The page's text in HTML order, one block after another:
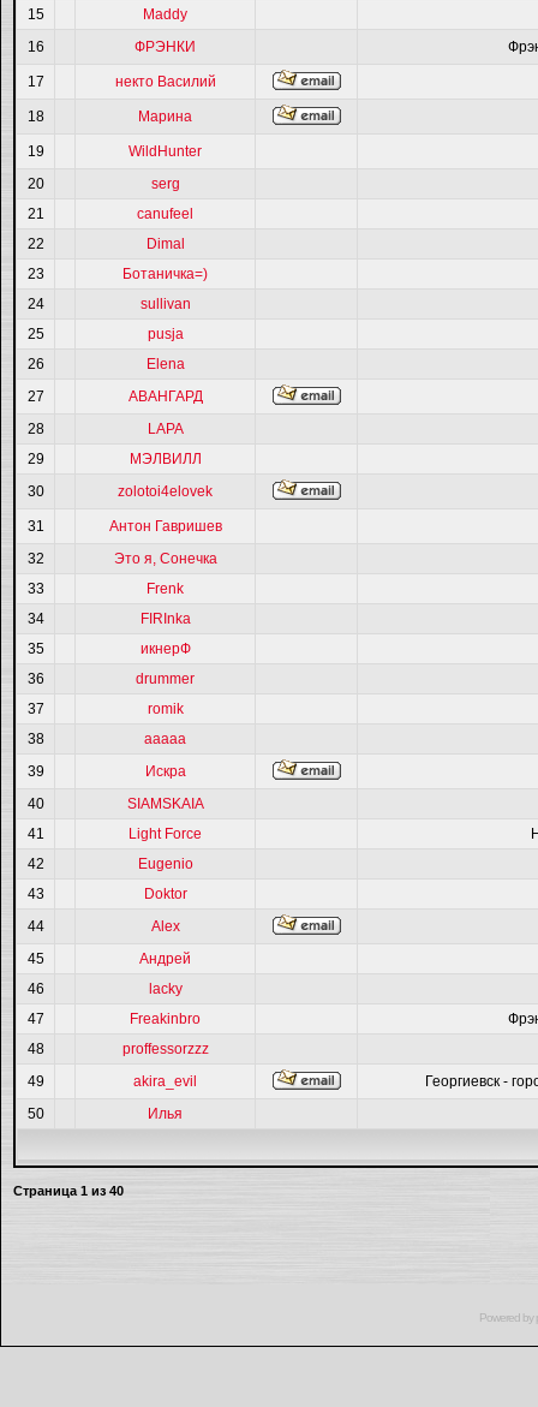
15
Maddy
16
ФРЭНКИ
17 некто Василий
18 Марина
19
WildHunter
20
serg
21
canufeel
22
Dimal
23
Ботаничка=)
24
sullivan
25
pusja
26
Elena
27
АВАНГАРД
28
LAPA
29
МЭЛВИЛЛ
30
zolotoi4elovek
31
Антон Гавришев
32
Это я, Сонечка
33
Frenk
34
FIRInka
35
икнерФ
36
drummer
37
romik
38
ааааа
39
Искра
40
SIAMSKAIA
41
Light Force
42
Eugenio
43
Doktor
44
Alex
45
Андрей
46
lacky
47
Freakinbro
48
proffessorzzz
49
akira_evil
Георгиевск -
50
Илья
Страница 1 из 40
Powered by